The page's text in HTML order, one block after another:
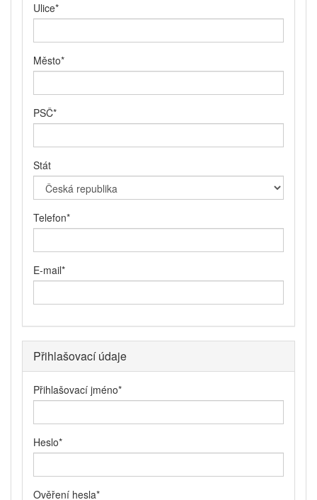
Ulice*
Město*
PSČ*
Stát
Telefon*
E-mail*
Přihlašovací údaje
Přihlašovací jméno*
Heslo*
Ověření hesla*